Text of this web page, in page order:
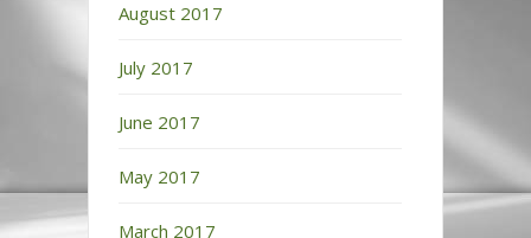
August 2017
July 2017
June 2017
May 2017
March 2017